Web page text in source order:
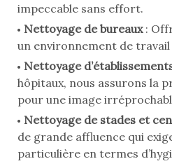
impeccable sans effort.
Nettoyage de bureaux:
un environnement de travail
Nettoyage
hôpitaux, nous assurons la
pour une image
Nettoyage de stades et
de grande affluence qui
particulière en termes